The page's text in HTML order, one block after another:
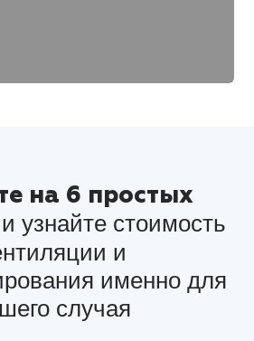
на 6 простых
и узнайте стоимость
и
именно для
случая